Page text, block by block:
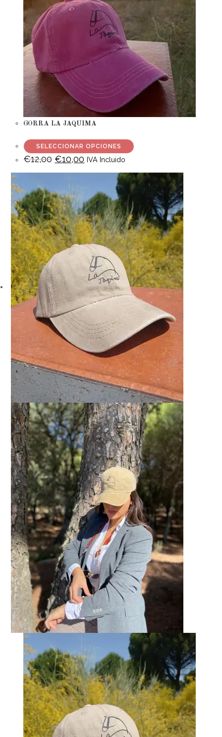
GORRA LA JAQUIMA
SELECCIONAR OPCIONES
€12,00 €10,00 IVA Incluido